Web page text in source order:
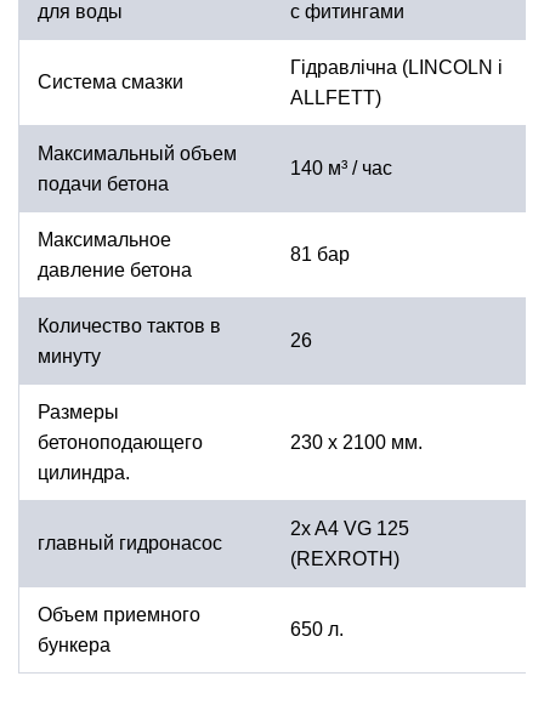
для воды
с фитингами
Система смазки
Гідравлічна (LINCOLN і
ALLFETT)
Максимальный объем
подачи бетона
140 м³ / час
Максимальное
давление бетона
81 бар
Количество тактов в
минуту
26
Размеры
бетоноподающего
цилиндра.
230 x 2100 мм.
главный гидронасос
2x A4 VG 125
(REXROTH)
Объем приемного
бункера
650 л.